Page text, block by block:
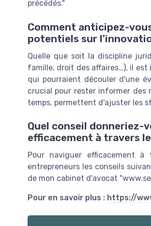
précédés."
Comment anticipez-
potentiels sur
Quelle que soit la discipline
famille, droit des affaires…), il
qui pourraient découler d'une
crucial pour rester informer des
temps, permettent d'ajuster les
Quel conseil donneriez-
efficacement à travers
Pour naviguer efficacement
entrepreneurs les conseils
de mon cabinet d'avocat
Pour en savoir plus : https://